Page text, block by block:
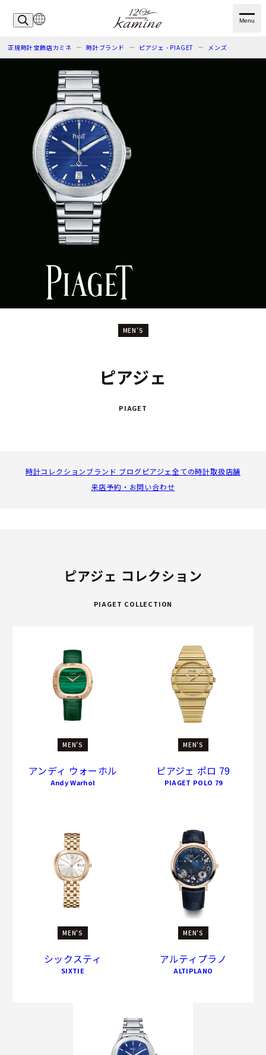
Menu
正規時計宝飾店カミネ 時計ブランド ピアジェ - PIAGET メンズ
MEN'S
ピアジェ
PIAGET
時計コレクションブランド ブログピアジェ全ての時計取扱店舗
来店予約・お問い合わせ
ピアジェ コレクション
PIAGET COLLECTION
MEN'S
アンディ ウォーホル
Andy Warhol
MEN'S
ピアジェ ポロ 79
PIAGET POLO 79
MEN'S
シックスティ
SIXTIE
MEN'S
アルティプラノ
ALTIPLANO